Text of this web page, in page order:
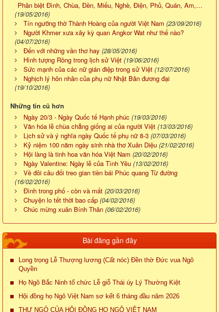
Phân biệt Đình, Chùa, Đền, Miếu, Nghè, Điện, Phủ, Quán, Am,…
(19/05/2016)
Tín ngưỡng thờ Thành Hoàng của người Việt Nam (23/09/2016)
Người Khmer xưa xây kỳ quan Angkor Wat như thế nào?
(04/07/2016)
Đến với những vần thơ hay (28/05/2016)
Hình tượng Rồng trong lịch sử Việt (19/06/2016)
Sức mạnh của các nữ gián điệp trong sử Việt (12/07/2016)
Nghịch lý hôn nhân của phụ nữ Nhật Bản đương đại
(19/10/2016)
Những tin cũ hơn
Ngày 20/3 - Ngày Quốc tế Hạnh phúc (19/03/2016)
Văn hóa lễ chùa chẳng giống ai của người Việt (13/03/2016)
Lịch sử và ý nghĩa ngày Quốc tế phụ nữ 8-3 (07/03/2016)
Kỷ niệm 100 năm ngày sinh nhà thơ Xuân Diệu (21/02/2016)
Hội làng là tinh hoa văn hóa Việt Nam (20/02/2016)
Ngày Valentine: Ngày lễ của Tình Yêu (13/02/2016)
Về đôi câu đối treo gian tiền bái Phúc quang Từ đường
(16/02/2016)
Đình trong phố - còn và mất (20/03/2016)
Chuyện lo tết thời bao cấp (04/02/2016)
Chúc mừng xuân Bính Thân (06/02/2016)
Bài đăng gần đây
Long trọng Lễ Thượng lương (Cất nóc) Đền thờ Đức vua Ngô
Quyền
Họ Ngô Bắc Ninh tổ chức Lễ giỗ Thái úy Lý Thường Kiệt
Hội đồng họ Ngô Việt Nam sơ kết 6 tháng đầu năm 2026
THƯ NGỎ CỦA HỘI ĐỒNG HỌ NGÔ VIỆT NAM